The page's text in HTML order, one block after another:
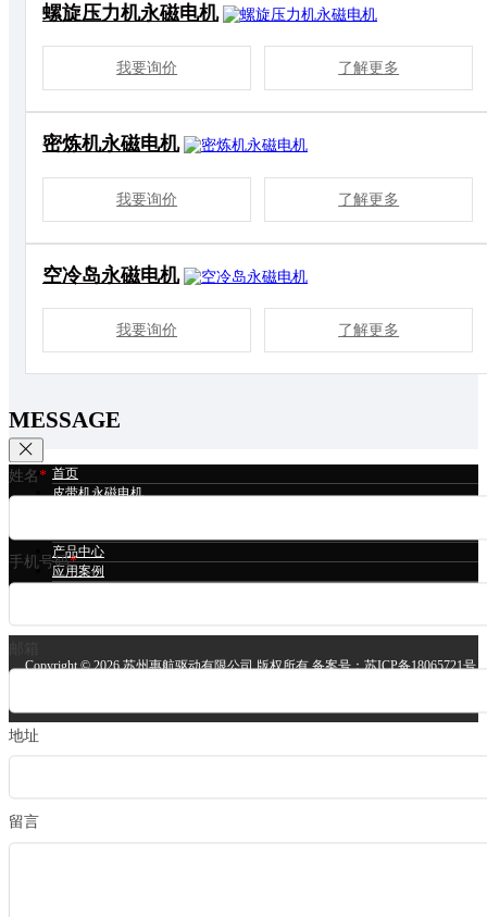
螺旋压力机永磁电机
我要询价 了解更多
密炼机永磁电机
我要询价 了解更多
空冷岛永磁电机
我要询价 了解更多
首页
皮带机永磁电机
产品中心
应用案例
Copyright ©2026 苏州惠航驱动有限公司 版权所有 备案号：苏ICP备18065721号
MESSAGE
姓名*
手机号码*
邮箱
地址
留言